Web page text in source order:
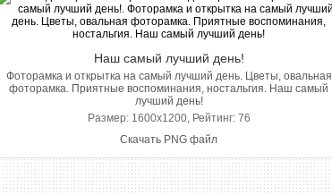
Наш самый лучший день!
Фоторамка и открытка на самый лучший день. Цветы, овальная
фоторамка. Приятные воспоминания, ностальгия. Наш самый
лучший день!
Размер: 1600x1200, Рейтинг: 76
Скачать PNG файл